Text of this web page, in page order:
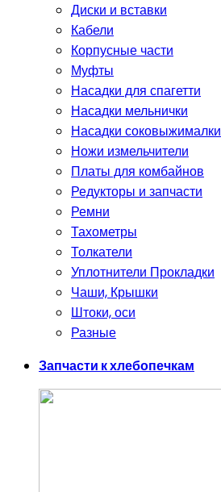
Диски и вставки
Кабели
Корпусные части
Муфты
Насадки для спагетти
Насадки мельнички
Насадки соковыжималки
Ножи измельчители
Платы для комбайнов
Редукторы и запчасти
Ремни
Тахометры
Толкатели
Уплотнители Прокладки
Чаши, Крышки
Штоки, оси
Разные
Запчасти к хлебопечкам